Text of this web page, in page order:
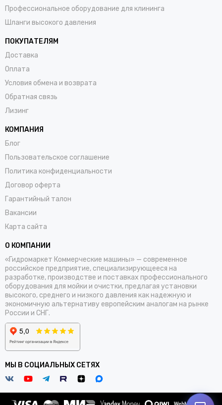
Профессиональное оборудование для клининга
Шланги высокого давления
ПОКУПАТЕЛЯМ
Доставка
Оплата
Условия обмена и возврата
Обратная связь
Лизинг
КОМПАНИЯ
Блог
Пользовательское соглашение
Политика конфиденциальности
Договор оферта
Гарантийный талон
Вакансии
Карта сайта
О КОМПАНИИ
«Гидромаркет Коммерческие машины» — современное
российское предприятие, специализирующееся на
разработке, производстве и поставках профессионального
оборудования для мойки и очистки, предлагая установки
высокого, среднего и низкого давления как надежную и
экономичную альтернативу европейским аналогам на рынке
России и СНГ.
МЫ В СОЦИАЛЬНЫХ СЕТЯХ